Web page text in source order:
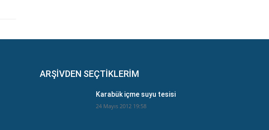
ARŞİVDEN SEÇTİKLERİM
Karabük içme suyu tesisi
24 Mayıs 2012 19:58